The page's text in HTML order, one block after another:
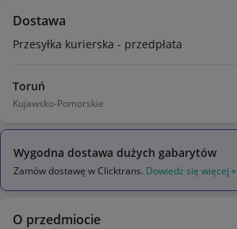
Dostawa
Przesyłka kurierska - przedpłata
Toruń
Kujawsko-Pomorskie
Wygodna dostawa dużych gabarytów
Zamów dostawę w Clicktrans. Dowiedz się więcej »
O przedmiocie